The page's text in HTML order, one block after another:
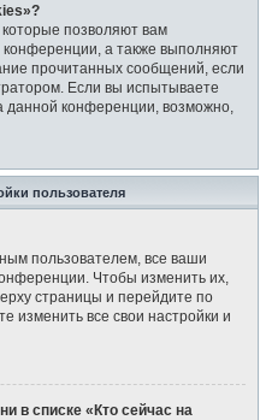
позволяют вам
конференции, а также выполняют
прочитанных сообщений, если
Если вы испытываете
данной конференции, возможно,
пользователя
пользователем, все ваши
Чтобы изменить их,
страницы и перейдите по
изменить все свои настройки и
в списке «Кто сейчас на